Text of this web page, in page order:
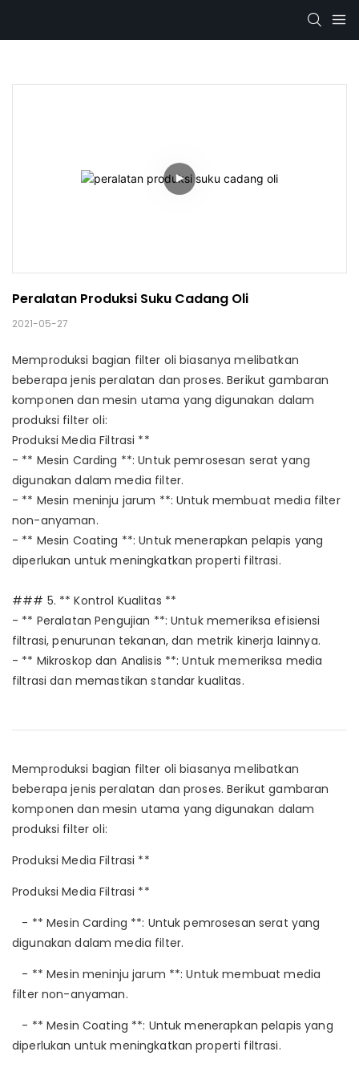
Peralatan Produksi Suku Cadang Oli
2021-05-27
Memproduksi bagian filter oli biasanya melibatkan
beberapa jenis peralatan dan proses. Berikut gambaran
komponen dan mesin utama yang digunakan dalam
produksi filter oli:
Produksi Media Filtrasi **
- ** Mesin Carding **: Untuk pemrosesan serat yang
digunakan dalam media filter.
- ** Mesin meninju jarum **: Untuk membuat media filter
non-anyaman.
- ** Mesin Coating **: Untuk menerapkan pelapis yang
diperlukan untuk meningkatkan properti filtrasi.
### 5. ** Kontrol Kualitas **
- ** Peralatan Pengujian **: Untuk memeriksa efisiensi
filtrasi, penurunan tekanan, dan metrik kinerja lainnya.
- ** Mikroskop dan Analisis **: Untuk memeriksa media
filtrasi dan memastikan standar kualitas.
Memproduksi bagian filter oli biasanya melibatkan
beberapa jenis peralatan dan proses. Berikut gambaran
komponen dan mesin utama yang digunakan dalam
produksi filter oli:
Produksi Media Filtrasi **
Produksi Media Filtrasi **
- ** Mesin Carding **: Untuk pemrosesan serat yang
digunakan dalam media filter.
- ** Mesin meninju jarum **: Untuk membuat media
filter non-anyaman.
- ** Mesin Coating **: Untuk menerapkan pelapis yang
diperlukan untuk meningkatkan properti filtrasi.